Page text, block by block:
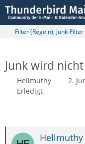
Filter (Regeln), Junk-
Junk wird
Hellmuthy 2.
Erledigt
Hellmuthy